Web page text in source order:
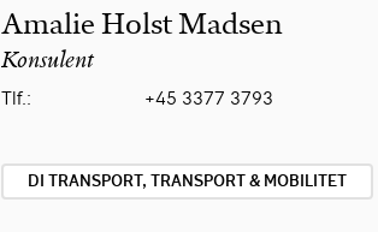
Amalie Holst Madsen
Konsulent
Tlf.:
+45 3377 3793
DI TRANSPORT, TRANSPORT & MOBILITET